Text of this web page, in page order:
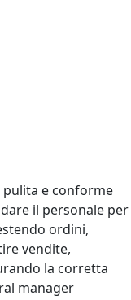
pulita e conforme
il personale per
ordini,
vendite,
la corretta
manager